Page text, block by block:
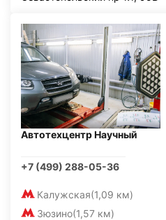
Автотехцентр Научный
+7 (499) 288-05-36
Калужская(1,09 км)
Зюзино(1,57 км)